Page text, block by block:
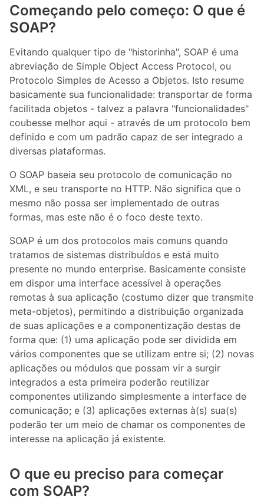
Começando pelo começo: O que é
SOAP?
Evitando qualquer tipo de "historinha", SOAP é uma
abreviação de Simple Object Access Protocol, ou
Protocolo Simples de Acesso a Objetos. Isto resume
basicamente sua funcionalidade: transportar de forma
facilitada objetos - talvez a palavra "funcionalidades"
coubesse melhor aqui - através de um protocolo bem
definido e com um padrão capaz de ser integrado a
diversas plataformas.
O SOAP baseia seu protocolo de comunicação no
XML, e seu transporte no HTTP. Não significa que o
mesmo não possa ser implementado de outras
formas, mas este não é o foco deste texto.
SOAP é um dos protocolos mais comuns quando
tratamos de sistemas distribuídos e está muito
presente no mundo enterprise. Basicamente consiste
em dispor uma interface acessível à operações
remotas à sua aplicação (costumo dizer que transmite
meta-objetos), permitindo a distribuição organizada
de suas aplicações e a componentização destas de
forma que: (1) uma aplicação pode ser dividida em
vários componentes que se utilizam entre si; (2) novas
aplicações ou módulos que possam vir a surgir
integrados a esta primeira poderão reutilizar
componentes utilizando simplesmente a interface de
comunicação; e (3) aplicações externas à(s) sua(s)
poderão ter um meio de chamar os componentes de
interesse na aplicação já existente.
O que eu preciso para começar
com SOAP?